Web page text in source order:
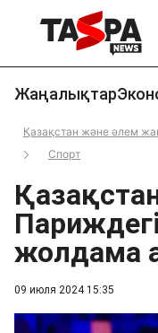
Жаңалықтар
Қазақстан және әлем
Спорт
09 июля 2024 15:35
жолдама